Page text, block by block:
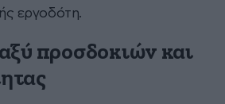
εργοδότη.
προσδοκιών και